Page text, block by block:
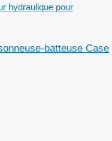
hydraulique pour
batteuse Case